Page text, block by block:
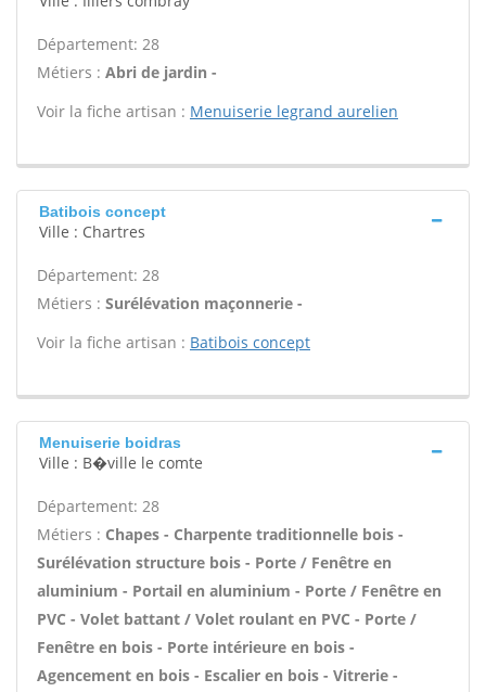
Département: 28
Métiers : Abri de jardin -
Voir la fiche artisan : Menuiserie legrand aurelien
Batibois concept
Ville : Chartres
Département: 28
Métiers : Surélévation maçonnerie -
Voir la fiche artisan : Batibois concept
Menuiserie boidras
Ville : B�ville le comte
Département: 28
Métiers : Chapes - Charpente traditionnelle bois -
Surélévation structure bois - Porte / Fenêtre en
aluminium - Portail en aluminium - Porte / Fenêtre en
PVC - Volet battant / Volet roulant en PVC - Porte /
Fenêtre en bois - Porte intérieure en bois -
Agencement en bois - Escalier en bois - Vitrerie -